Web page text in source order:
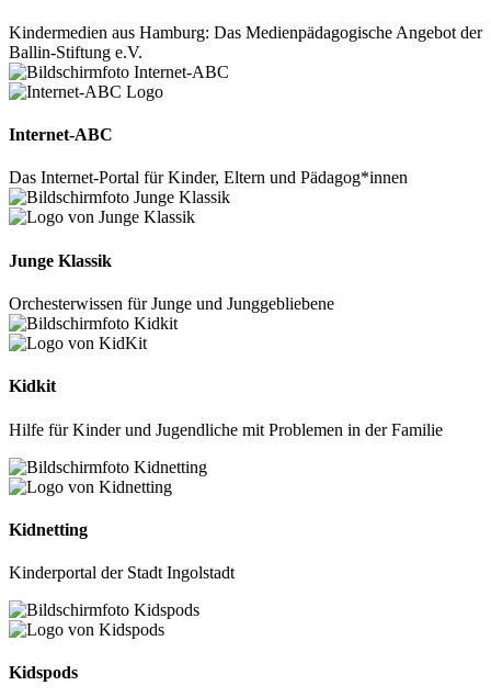
Kindermedien aus Hamburg: Das Medienpädagogische Angebot der
Ballin-Stiftung e.V.
Internet-ABC
Das Internet-Portal für Kinder, Eltern und Pädagog*innen
Junge Klassik
Orchesterwissen für Junge und Junggebliebene
Kidkit
Hilfe für Kinder und Jugendliche mit Problemen in der Familie
Kidnetting
Kinderportal der Stadt Ingolstadt
Kidspods